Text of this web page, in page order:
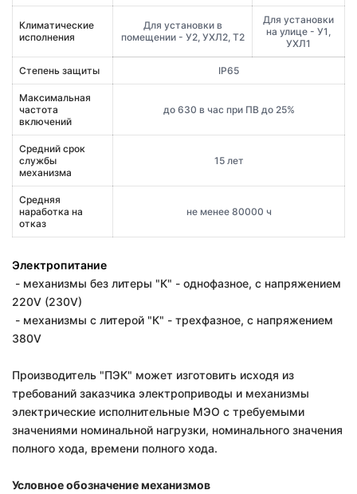
Климатические
исполнения
Для установки в
помещении - У2, УХЛ2, Т2
Для установки
на улице - У1,
УХЛ1
Степень защиты IP65
Максимальная
частота
включений
до 630 в час при ПВ до 25%
Средний срок
службы
механизма
15 лет
Средняя
наработка на
отказ
не менее 80000 ч
Электропитание
- механизмы без литеры "К" - однофазное, с напряжением
220V (230V)
- механизмы с литерой "К" - трехфазное, с напряжением
380V
Производитель "ПЭК" может изготовить исходя из
требований заказчика электроприводы и механизмы
электрические исполнительные МЭО с требуемыми
значениями номинальной нагрузки, номинального значения
полного хода, времени полного хода.
Условное обозначение механизмов